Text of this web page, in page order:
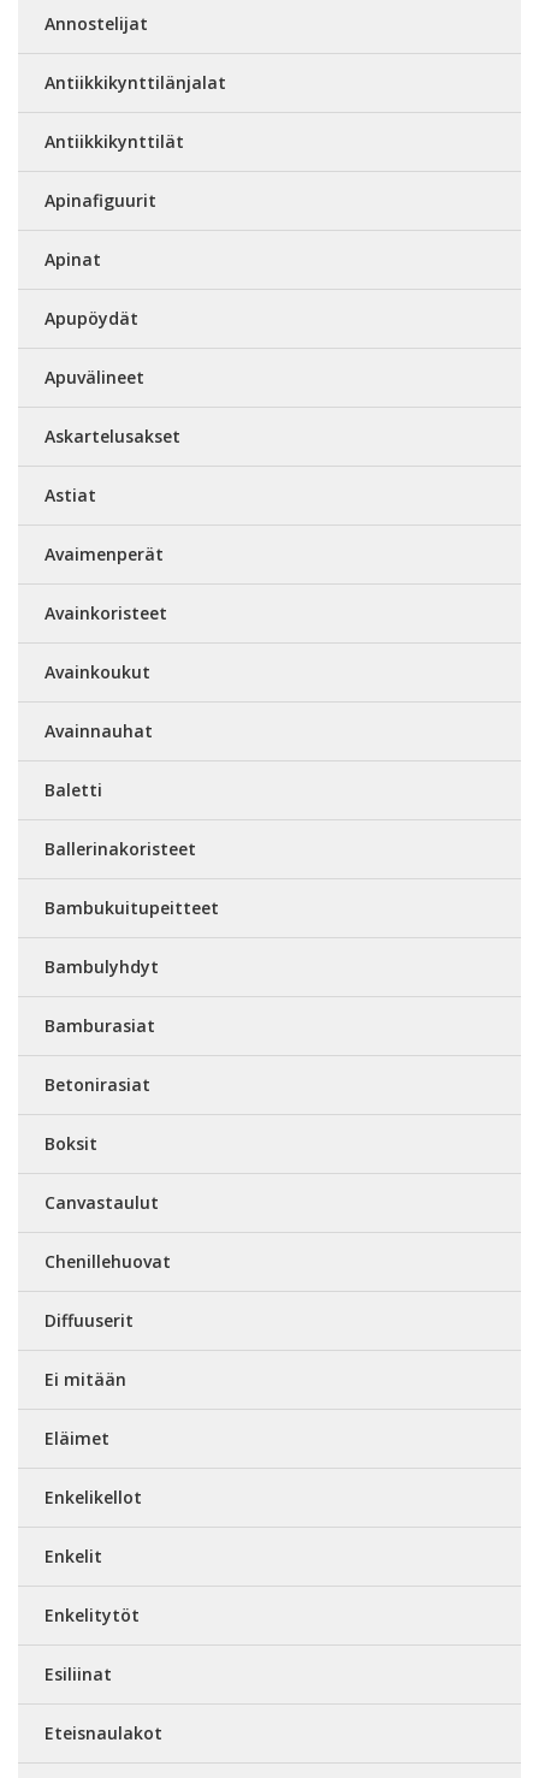
Annostelijat
Antiikkikynttilänjalat
Antiikkikynttilät
Apinafiguurit
Apinat
Apupöydät
Apuvälineet
Askartelusakset
Astiat
Avaimenperät
Avainkoristeet
Avainkoukut
Avainnauhat
Baletti
Ballerinakoristeet
Bambukuitupeitteet
Bambulyhdyt
Bamburasiat
Betonirasiat
Boksit
Canvastaulut
Chenillehuovat
Diffuuserit
Ei mitään
Eläimet
Enkelikellot
Enkelit
Enkelitytöt
Esiliinat
Eteisnaulakot